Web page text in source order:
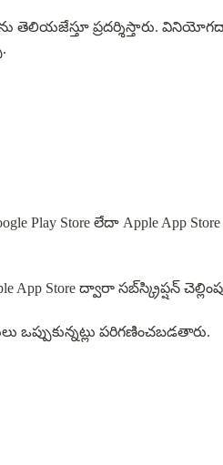
ప్రదర్శిస్తారు.
Play Store లేదా Apple App
VPN సేవలను వినియోగించాలంటే, Google Play
ఒప్పుకున్నట్లు పరిగణించబడతారు.